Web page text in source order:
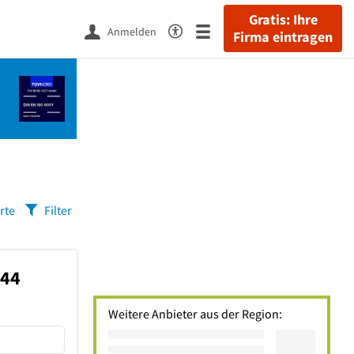
Gratis: Ihre
Firma eintragen
Anmelden
Filter
Weitere Anbieter aus der Region: